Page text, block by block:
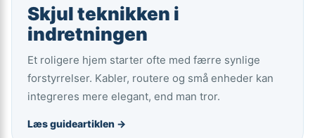
Skjul teknikken i
indretningen
Et roligere hjem starter ofte med færre synlige
forstyrrelser. Kabler, routere og små enheder kan
integreres mere elegant, end man tror.
Læs guideartiklen →